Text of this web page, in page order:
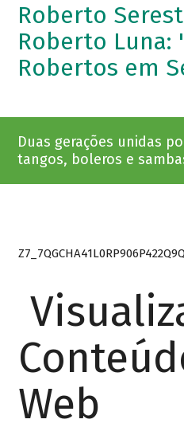
Roberto
Roberto Luna:
Robertos em
Duas gerações unidas
tangos, boleros e
Web